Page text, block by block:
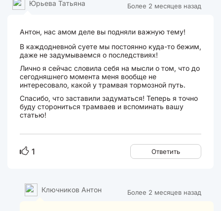
Более 2 месяцев назад
Юрьева Татьяна
Антон, нас амом деле вы подняли важную тему!
В каждодневной суете мы постоянно куда-то бежим,
даже не задумываемся о последствиях!
Лично я сейчас словила себя на мысли о том, что до
сегодняшнего момента меня вообще не
интересовало, какой у трамвая тормозной путь.
Спасибо, что заставили задуматься! Теперь я точно
буду сторониться трамваев и вспоминать вашу
статью!
1 Ответить
Более 2 месяцев назад
Ключников Антон